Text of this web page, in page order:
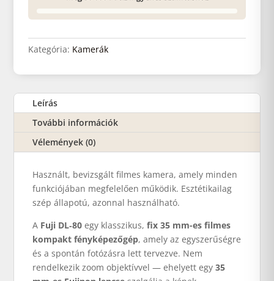
Kategória: Kamerák
Leírás
További információk
Vélemények (0)
Használt, bevizsgált filmes kamera, amely minden
funkciójában megfelelően működik. Esztétikailag
szép állapotú, azonnal használható.
A Fuji DL‑80 egy klasszikus,fix 35 mm-es filmes
kompakt fényképezőgép, amely az egyszerűségre
és a spontán fotózásra lett tervezve. Nem
rendelkezik zoom objektívvel — ehelyett egy35